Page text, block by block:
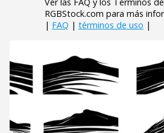
RGBStock.com para más
| FAQ | términos de uso |